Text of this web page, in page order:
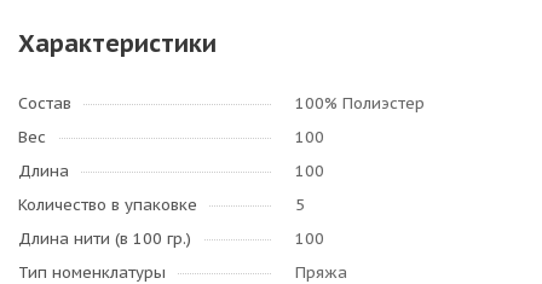
Характеристики
Состав
100% Полиэстер
Вес
100
Длина
100
Количество в упаковке
5
Длина нити (в 100 гр.)
100
Тип номенклатуры
Пряжа